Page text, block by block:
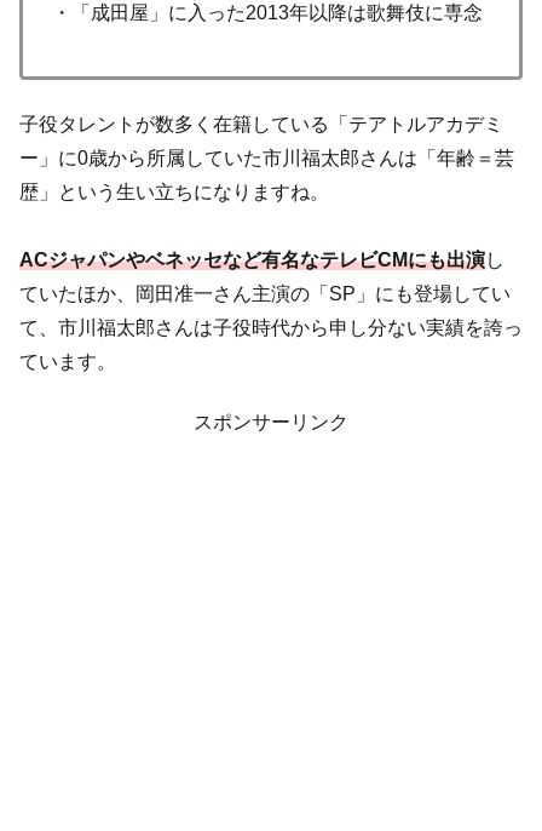
・「成田屋」に入った2013年以降は歌舞伎に専念
子役タレントが数多く在籍している「テアトルアカデミ
ー」に0歳から所属していた市川福太郎さんは「年齢＝芸
歴」という生い立ちになりますね。
ACジャパンやベネッセなど有名なテレビCMにも出演し
ていたほか、岡田准一さん主演の「SP」にも登場してい
て、市川福太郎さんは子役時代から申し分ない実績を誇っ
ています。
スポンサーリンク